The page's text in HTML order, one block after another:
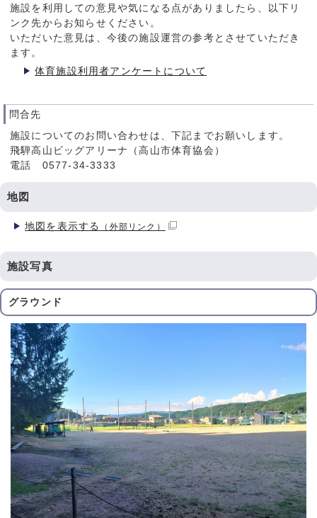
施設を利用しての意見や気になる点がありましたら、以下リ
ンク先からお知らせください。
いただいた意見は、今後の施設運営の参考とさせていただき
ます。
体育施設利用者アンケートについて
問合先
施設についてのお問い合わせは、下記までお願いします。
飛騨高山ビッグアリーナ（高山市体育協会）
電話 0577-34-3333
地図
地図を表示する （外部リンク）
施設写真
グラウンド